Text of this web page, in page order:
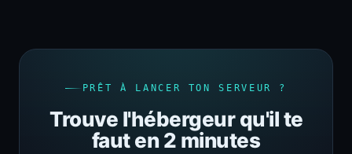
PRÊT À LANCER TON SERVEUR ?
Trouve l'hébergeur qu'il te
faut en 2 minutes